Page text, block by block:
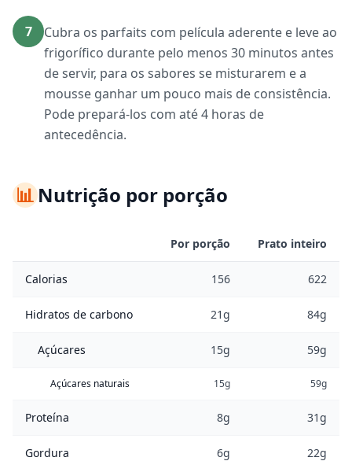
7
Cubra os parfaits com película aderente e leve ao
frigorífico durante pelo menos 30 minutos antes
de servir, para os sabores se misturarem e a
mousse ganhar um pouco mais de consistência.
Pode prepará-los com até 4 horas de
antecedência.
📊Nutrição por porção
Por porção Prato inteiro
Calorias 156 622
Hidratos de carbono 21g 84g
Açúcares 15g 59g
Açúcares naturais 15g 59g
Proteína 8g 31g
Gordura 6g 22g